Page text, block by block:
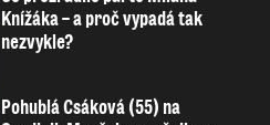
Knížáka – a proč vypadá tak
nezvykle?
Pohublá Csáková (55) na